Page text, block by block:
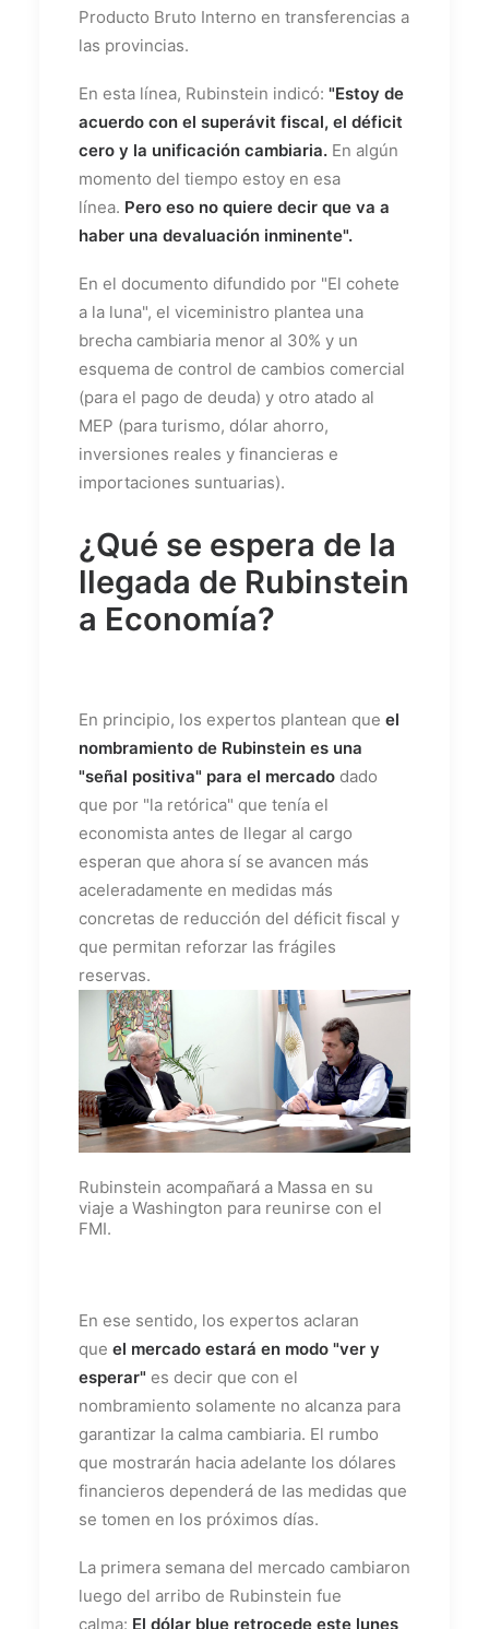
Producto Bruto Interno en transferencias a
las provincias.
En esta línea, Rubinstein indicó: "Estoy de
acuerdo con el superávit fiscal, el déficit
cero y la unificación cambiaria. En algún
momento del tiempo estoy en esa
línea. Pero eso no quiere decir que va a
haber una devaluación inminente".
En el documento difundido por "El cohete
a la luna", el viceministro plantea una
brecha cambiaria menor al 30% y un
esquema de control de cambios comercial
(para el pago de deuda) y otro atado al
MEP (para turismo, dólar ahorro,
inversiones reales y financieras e
importaciones suntuarias).
¿Qué se espera de la
llegada de Rubinstein
a Economía?
En principio, los expertos plantean que el
nombramiento de Rubinstein es una
"señal positiva" para el mercado dado
que por "la retórica" que tenía el
economista antes de llegar al cargo
esperan que ahora sí se avancen más
aceleradamente en medidas más
concretas de reducción del déficit fiscal y
que permitan reforzar las frágiles
reservas.
Rubinstein acompañará a Massa en su
viaje a Washington para reunirse con el
FMI.
En ese sentido, los expertos aclaran
que el mercado estará en modo "ver y
esperar" es decir que con el
nombramiento solamente no alcanza para
garantizar la calma cambiaria. El rumbo
que mostrarán hacia adelante los dólares
financieros dependerá de las medidas que
se tomen en los próximos días.
La primera semana del mercado cambiaron
luego del arribo de Rubinstein fue
calma: El dólar blue retrocede este lunes